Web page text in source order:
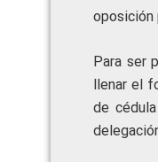
oposición
Para ser
llenar el
de